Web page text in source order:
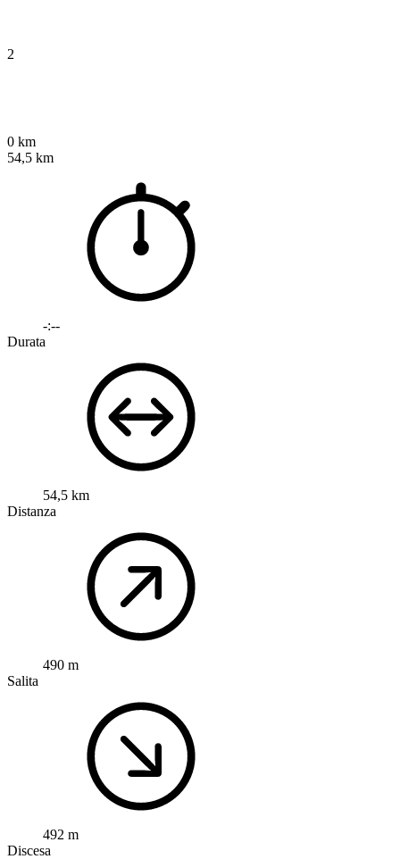
2
0 km
54,5 km
-:--
Durata
54,5 km
Distanza
490 m
Salita
492 m
Discesa